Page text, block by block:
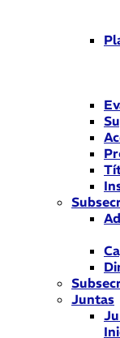
Juntas